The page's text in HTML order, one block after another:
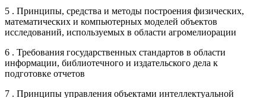
5 . Принципы, средства и методы построения физических,
математических и компьютерных моделей объектов
исследований, используемых в области агромелиорации
6 . Требования государственных стандартов в области
информации, библиотечного и издательского дела к
подготовке отчетов
7 . Принципы управления объектами интеллектуальной